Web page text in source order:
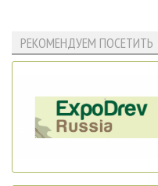
РЕКОМЕНДУЕМ ПОСЕТИТЬ